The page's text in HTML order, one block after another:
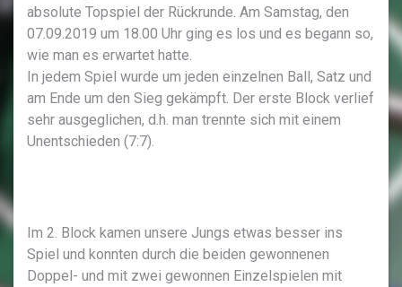
absolute Topspiel der Rückrunde. Am Samstag, den
07.09.2019 um 18.00 Uhr ging es los und es begann so,
wie man es erwartet hatte.
In jedem Spiel wurde um jeden einzelnen Ball, Satz und
am Ende um den Sieg gekämpft. Der erste Block verlief
sehr ausgeglichen, d.h. man trennte sich mit einem
Unentschieden (7:7).
Im 2. Block kamen unsere Jungs etwas besser ins
Spiel und konnten durch die beiden gewonnenen
Doppel- und mit zwei gewonnen Einzelspielen mit